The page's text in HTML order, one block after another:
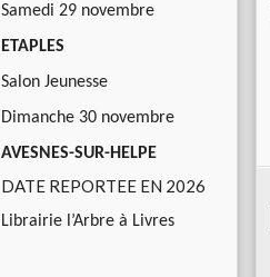
Samedi 29 novembre
ETAPLES
Salon Jeunesse
Dimanche 30 novembre
AVESNES-SUR-HELPE
DATE REPORTEE EN 2026
Librairie l’Arbre à Livres